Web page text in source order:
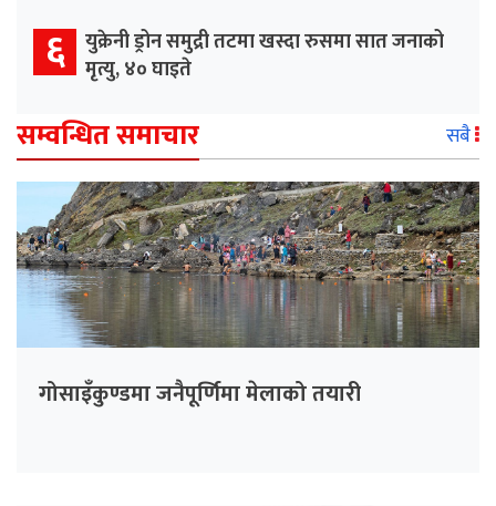
६ युक्रेनी ड्रोन समुद्री तटमा खस्दा रुसमा सात जनाको
मृत्यु, ४० घाइते
सम्वन्धित समाचार सबै
गोसाइँकुण्डमा जनैपूर्णिमा मेलाको तयारी